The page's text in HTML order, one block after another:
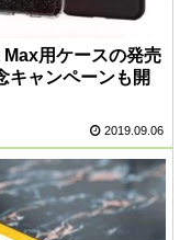
用ケースの発売
キャンペーンも開
2019.09.06